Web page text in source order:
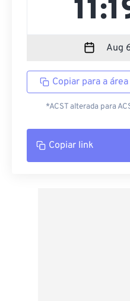
Copiar para a
*ACST alterada para
Copiar link